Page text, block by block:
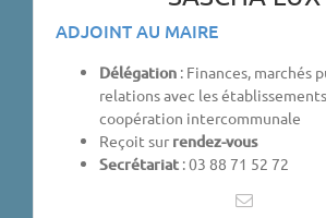
ADJOINT AU MAIRE
Délégation : Finances, marchés
relations avec les
coopération intercommunale
Reçoit sur rendez-vous
Secrétariat : 03 88 71 52 72